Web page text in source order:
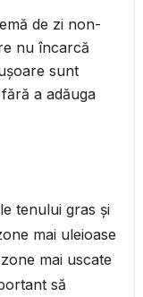
de zi non-
nu încarcă
sunt
a adăuga
tenului gras și
mai uleioase
mai uscate
să